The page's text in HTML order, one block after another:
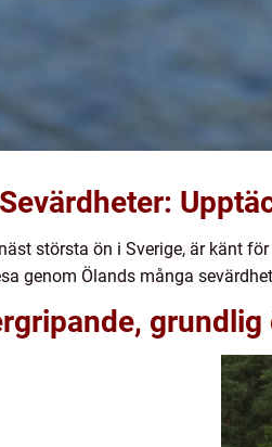
största ön i Sverige, är känt
genom Ölands många
grundlig